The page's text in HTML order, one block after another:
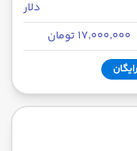
دلار
۱۷٬۰۰۰٬۰۰۰ تومان